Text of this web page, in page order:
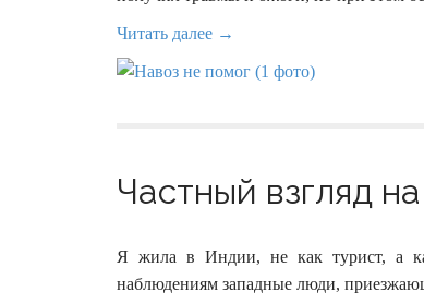
Читать далее →
Частный взгляд
Я жила в Индии, не как турист, а
наблюдениям западные люди,